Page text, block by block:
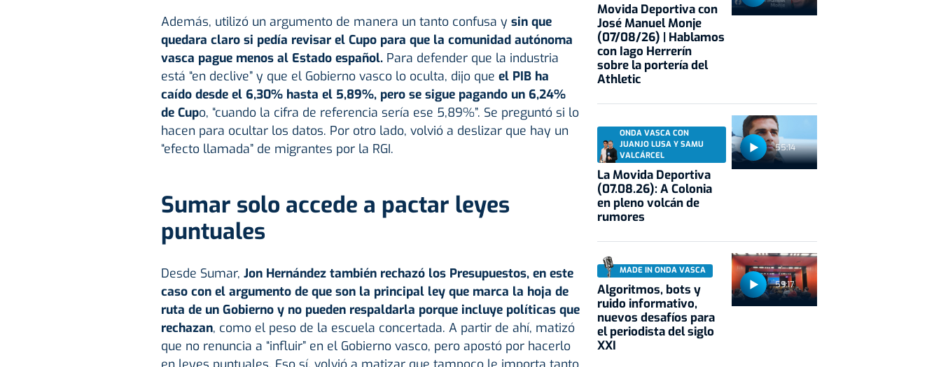
Además, utilizó un argumento de manera un tanto confusa y sin que
quedara claro si pedía revisar el Cupo para que la comunidad autónoma
vasca pague menos al Estado español. Para defender que la industria
está “en declive” y que el Gobierno vasco lo oculta, dijo que el PIB ha
caído desde el 6,30% hasta el 5,89%, pero se sigue pagando un 6,24%
de Cupo, “cuando la cifra de referencia sería ese 5,89%”. Se preguntó si lo
hacen para ocultar los datos. Por otro lado, volvió a deslizar que hay un
“efecto llamada” de migrantes por la RGI.
Sumar solo accede a pactar leyes
puntuales
Desde Sumar, Jon Hernández también rechazó los Presupuestos, en este
caso con el argumento de que son la principal ley que marca la hoja de
ruta de un Gobierno y no pueden respaldarla porque incluye políticas que
rechazan, como el peso de la escuela concertada. A partir de ahí, matizó
que no renuncia a “influir” en el Gobierno vasco, pero apostó por hacerlo
Movida Deportiva con
José Manuel Monje
(07/08/26) | Hablamos
con Iago Herrerín
sobre la portería del
Athletic
55:14
ONDA VASCA CON
JUANJO LUSA Y SAMU
VALCÁRCEL
La Movida Deportiva
(07.08.26): A Colonia
en pleno volcán de
rumores
59:17
MADE IN ONDA VASCA
Algoritmos, bots y
ruido informativo,
nuevos desafíos para
el periodista del siglo
XXI